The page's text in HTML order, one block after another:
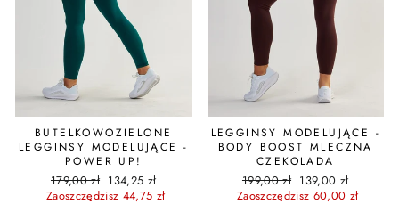
BUTELKOWOZIELONE
LEGGINSY MODELUJĄCE -
POWER UP!
Cena
regularna
179,00 zł Cena
promocyjna
134,25 zł
Zaoszczędzisz 44,75 zł
LEGGINSY MODELUJĄCE -
BODY BOOST MLECZNA
CZEKOLADA
Cena
regularna
199,00 zł Cena
promocyjna
139,00 zł
Zaoszczędzisz 60,00 zł